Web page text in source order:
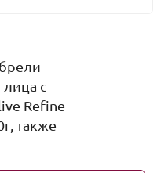
лица с
Refine
также